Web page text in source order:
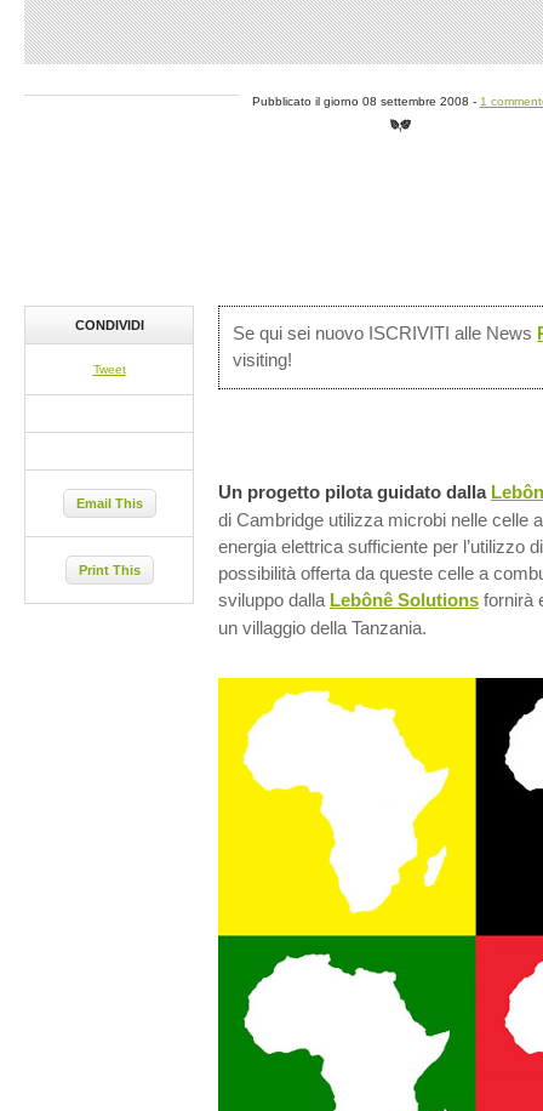
Pubblicato il giorno 08 settembre 2008 - 1
Se qui sei nuovo ISCRIVITI alle News
visiting!
Un progetto pilota guidato dalla
di Cambridge utilizza microbi nelle celle
energia elettrica sufficiente per l’utilizzo
possibilità offerta da queste celle a
sviluppo dalla Lebônê Solutions fornirà
un villaggio della Tanzania.
CONDIVIDI
Tweet
Email This
Print This